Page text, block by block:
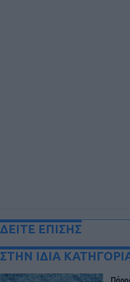
ΔΕΙΤΕ ΕΠΙΣΗΣ
ΣΤΗΝ ΙΔΙΑ